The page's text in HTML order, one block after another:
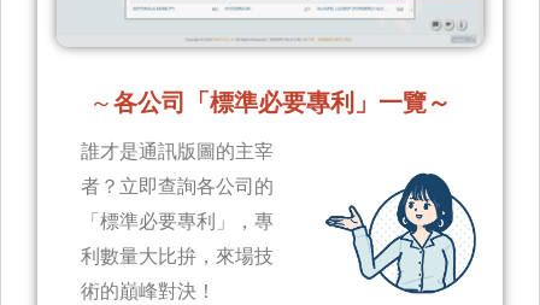
～各公司「標準必要專利」一覽～
誰才是通訊版圖的主宰
者？立即查詢各公司的
「標準必要專利」，專
利數量大比拚，來場技
術的巔峰對決！